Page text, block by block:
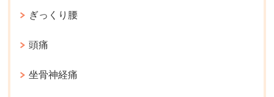
ぎっくり腰
頭痛
坐骨神経痛